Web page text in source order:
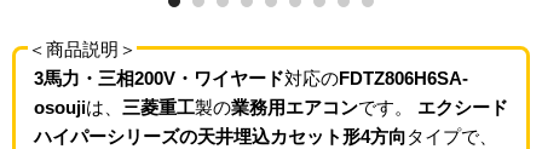
＜商品説明＞
3馬力・三相200V・ワイヤード対応のFDTZ806H6SA-
osoujiは、 三菱重工製の業務用エアコンです。 エクシード
ハイパーシリーズの天井埋込カセット形4方向タイプで、